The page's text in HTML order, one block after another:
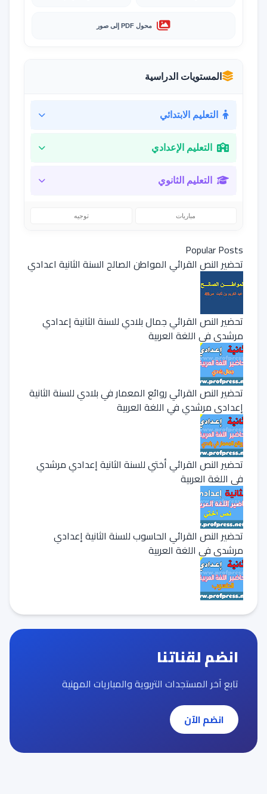
محول PDF إلى صور
المستويات الدراسية
التعليم الابتدائي
التعليم الإعدادي
التعليم الثانوي
مباريات توجيه
Popular Posts
تحضير النص القرائي المواطن الصالح السنة الثانية اعدادي
تحضير النص القرائي جمال بلادي للسنة الثانية إعدادي
مرشدي في اللغة العربية
تحضير النص القرائي روائع المعمار في بلادي للسنة الثانية
إعدادي مرشدي في اللغة العربية
تحضير النص القرائي أختي للسنة الثانية إعدادي مرشدي
في اللغة العربية
تحضير النص القرائي الحاسوب للسنة الثانية إعدادي
مرشدي في اللغة العربية
انضم لقناتنا
تابع آخر المستجدات التربوية والمباريات المهنية
انضم الآن